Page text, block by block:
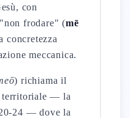
con
frodare" (mē
concretezza
meccanica.
) richiama il
territoriale — la
24 — dove la